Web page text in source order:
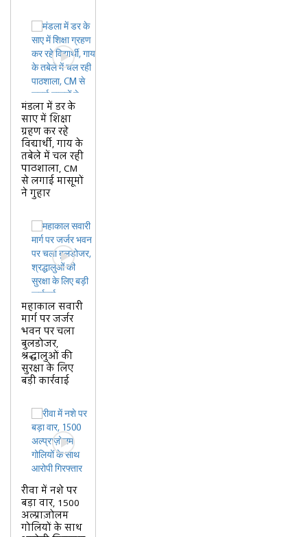
मंडला में डर के
साए में शिक्षा
ग्रहण कर रहे
विद्यार्थी, गाय के
तबेले में चल रही
पाठशाला, CM
से लगाई मासूमों
ने गुहार
महाकाल सवारी
मार्ग पर जर्जर
भवन पर चला
बुलडोजर,
श्रद्धालुओं की
सुरक्षा के लिए
बड़ी कार्रवाई
रीवा में नशे पर
बड़ा वार, 1500
अल्प्राज़ोलम
गोलियों के साथ